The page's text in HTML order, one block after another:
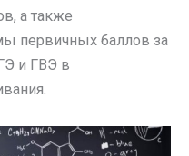
а также
первичных баллов за
и ГВЭ в